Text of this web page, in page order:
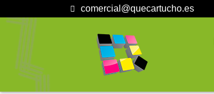
comercial@quecartucho.es